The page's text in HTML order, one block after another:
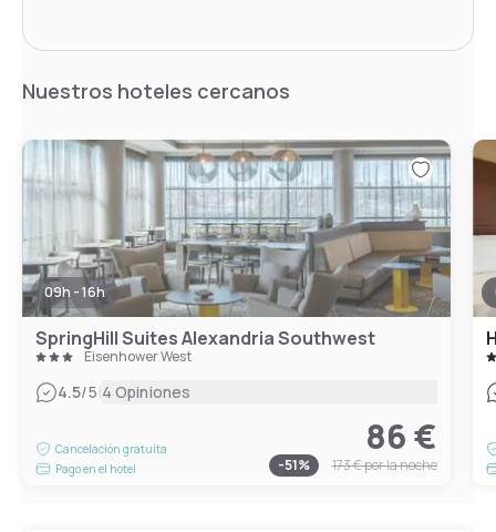
Nuestros hoteles cercanos
09h - 16h
SpringHill Suites Alexandria Southwest
Eisenhower West
4.5/5|4 Opiniones
Cancelación gratuita
Pago en el hotel
86 €
-51% 173 €por la noche